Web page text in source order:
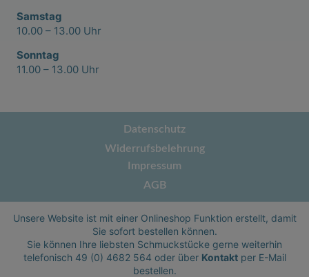
Samstag
10.00 – 13.00 Uhr
Sonntag
11.00 – 13.00 Uhr
Datenschutz
Widerrufsbelehrung
Impressum
AGB
Unsere Website ist mit einer Onlineshop Funktion erstellt, damit
Sie sofort bestellen können.
Sie können Ihre liebsten Schmuckstücke gerne weiterhin
telefonisch 49 (0) 4682 564 oder über Kontaktper E-Mail
bestellen.